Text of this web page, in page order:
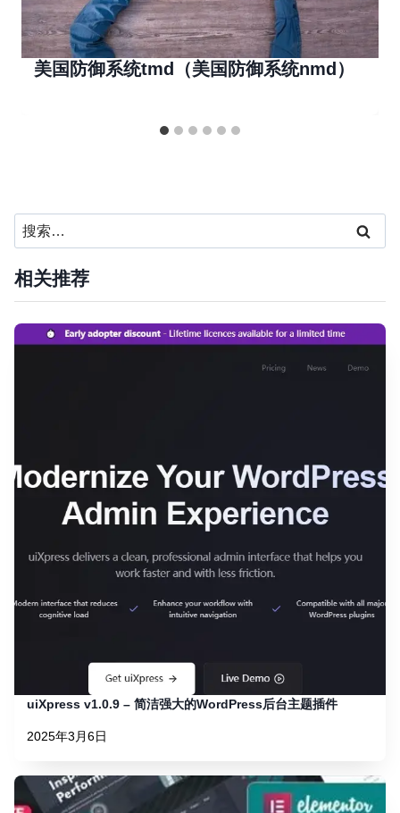
美国防御系统tmd（美国防御系统nmd）
搜
索：
相关推荐
uiXpress v1.0.9 – 简洁强大的WordPress后台主题插件
2025年3月6日